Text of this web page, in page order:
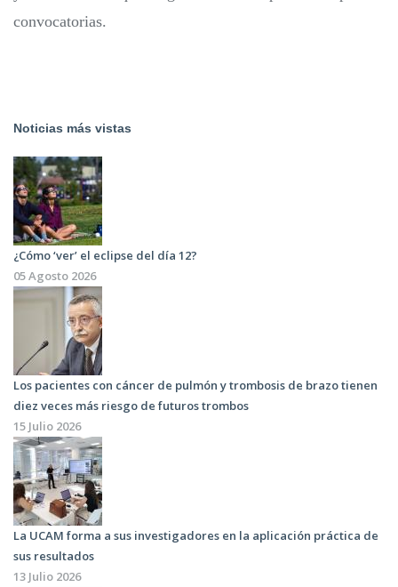
convocatorias.
Noticias más vistas
¿Cómo ‘ver’ el eclipse del día 12?
05 Agosto 2026
Los pacientes con cáncer de pulmón y trombosis de brazo tienen
diez veces más riesgo de futuros trombos
15 Julio 2026
La UCAM forma a sus investigadores en la aplicación práctica de
sus resultados
13 Julio 2026